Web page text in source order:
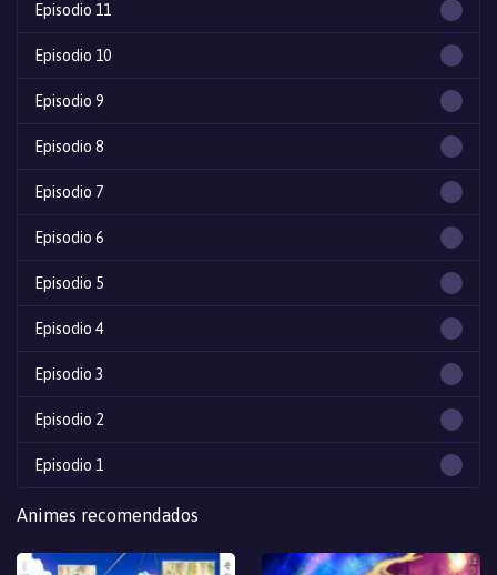
Episodio 11
Episodio 10
Episodio 9
Episodio 8
Episodio 7
Episodio 6
Episodio 5
Episodio 4
Episodio 3
Episodio 2
Episodio 1
Animes recomendados